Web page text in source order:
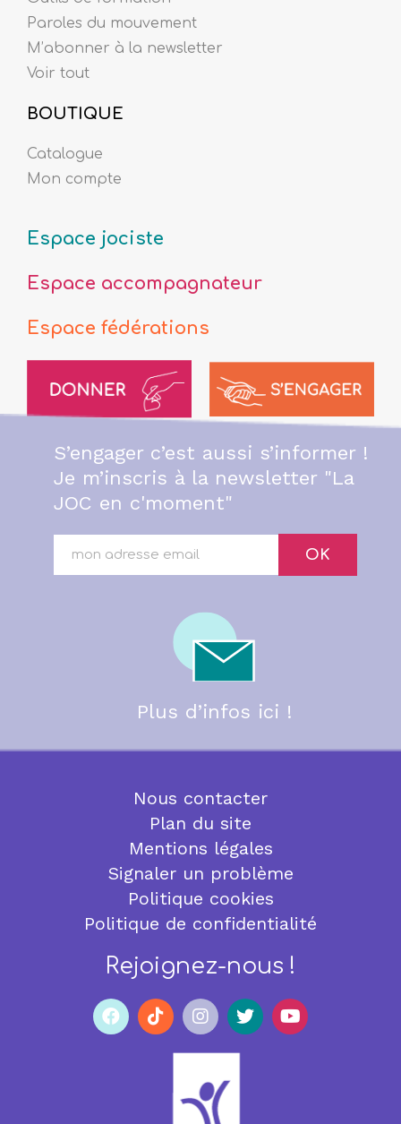
Paroles du mouvement
M’abonner à la newsletter
Voir tout
BOUTIQUE
Catalogue
Mon compte
Espace jociste
Espace accompagnateur
Espace fédérations
S’engager c’est aussi s’informer !
Je m’inscris à la newsletter "La
JOC en c'moment"
OK
Plus d’infos ici !
Nous contacter
Plan du site
Mentions légales
Signaler un problème
Politique cookies
Politique de confidentialité
Rejoignez-nous !